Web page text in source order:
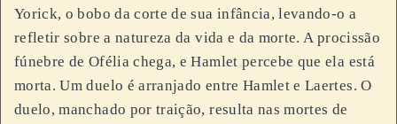
Yorick, o bobo da corte de sua infância, levando-o a
refletir sobre a natureza da vida e da morte. A procissão
fúnebre de Ofélia chega, e Hamlet percebe que ela está
morta. Um duelo é arranjado entre Hamlet e Laertes. O
duelo, manchado por traição, resulta nas mortes de